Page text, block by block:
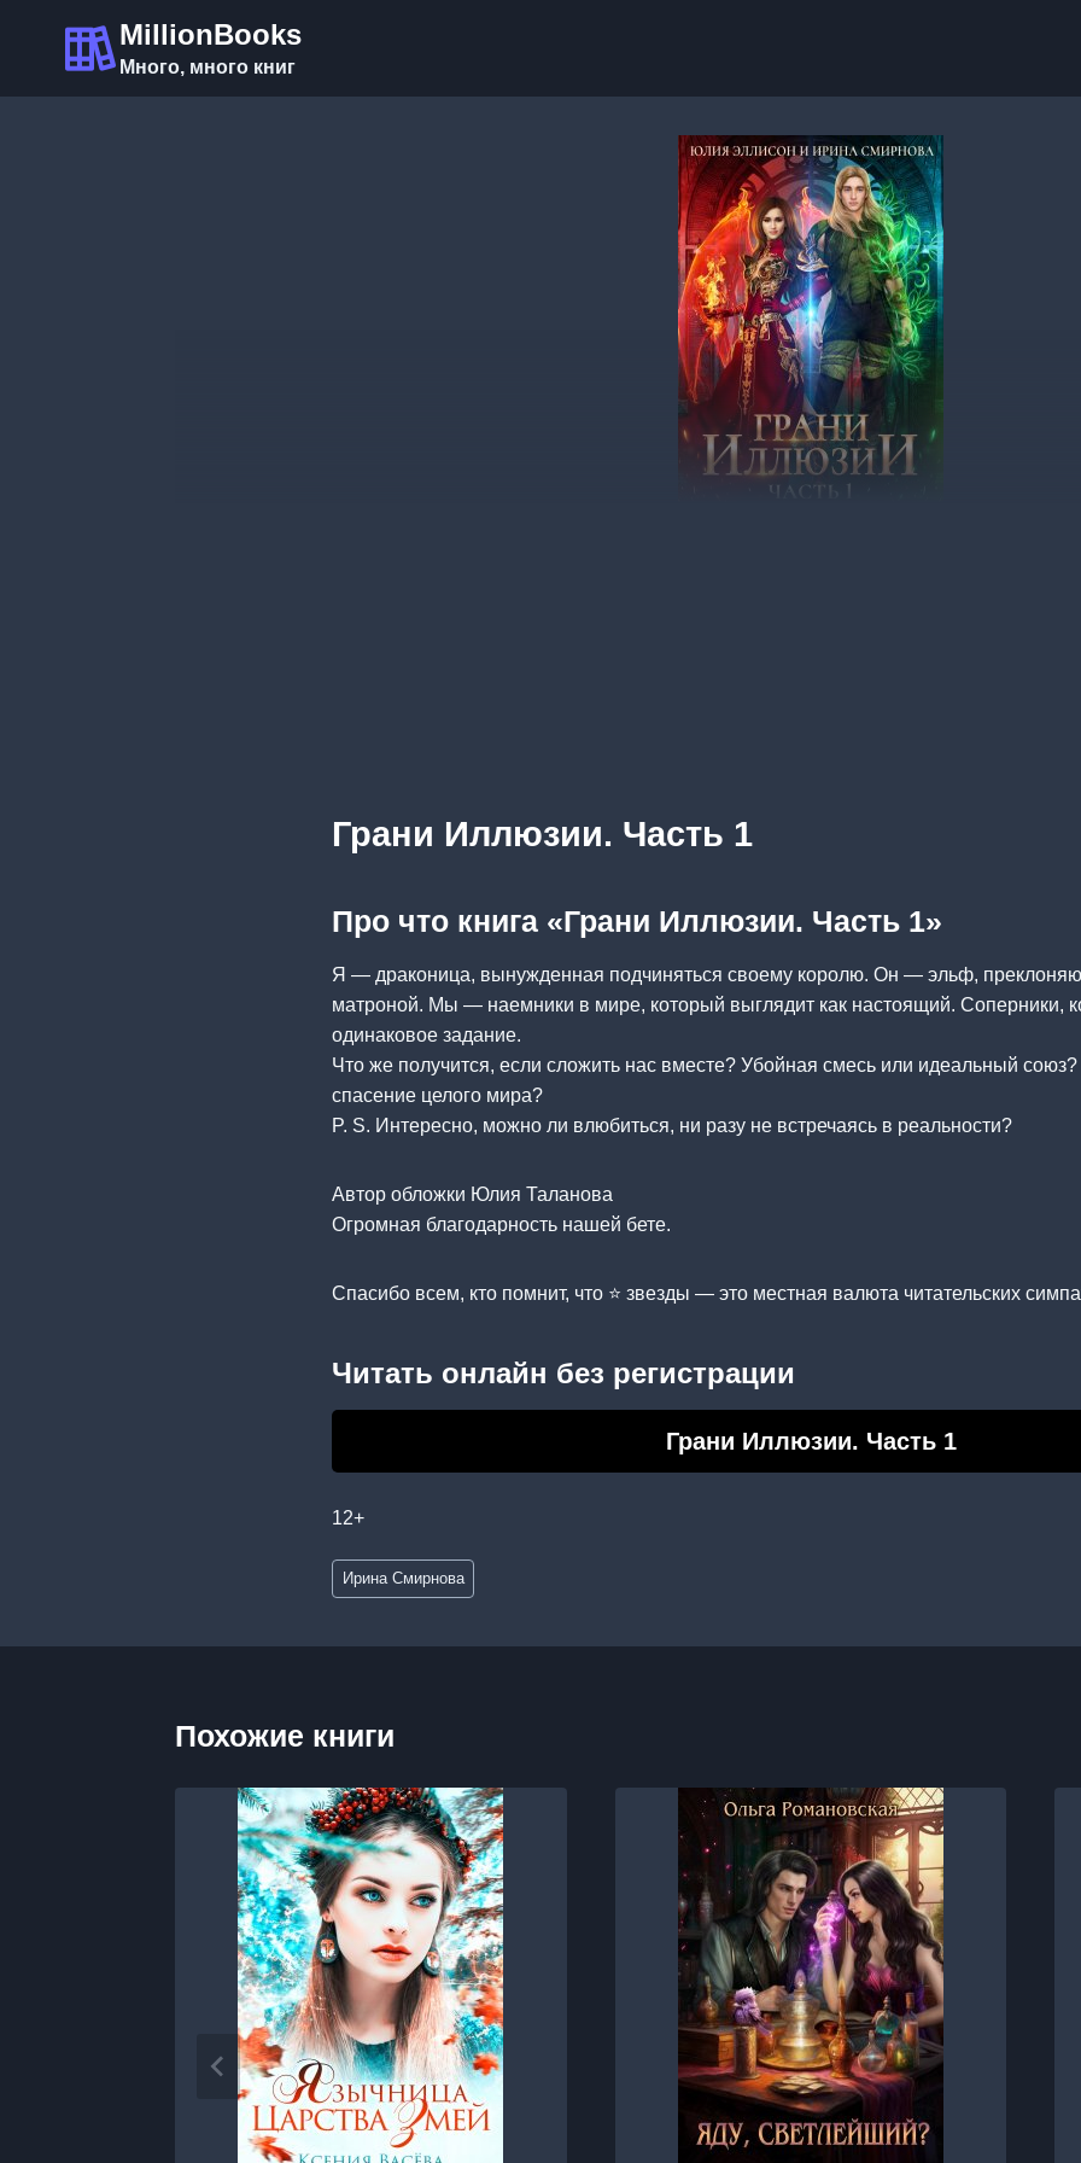
содержимому
MillionBooks
Много, много книг
Грани Иллюзии. Часть 1
Про что книга «Грани Иллюзии. Часть 1»
Я — драконица, вынужденная подчиняться своему королю. Он — эльф,
матроной. Мы — наемники в мире, который выглядит как настоящий. Соперники,
одинаковое задание.
Что же получится, если сложить нас вместе? Убойная смесь или идеальный
спасение целого мира?
P. S. Интересно, можно ли влюбиться, ни разу не встречаясь в реальности?
Автор обложки Юлия Таланова
Огромная благодарность нашей бете.
Спасибо всем, кто помнит, что ⭐ звезды — это местная валюта читательских
Читать онлайн без регистрации
Грани Иллюзии. Часть 1
12+
Метки
записи:
Ирина Смирнова
Похожие книги